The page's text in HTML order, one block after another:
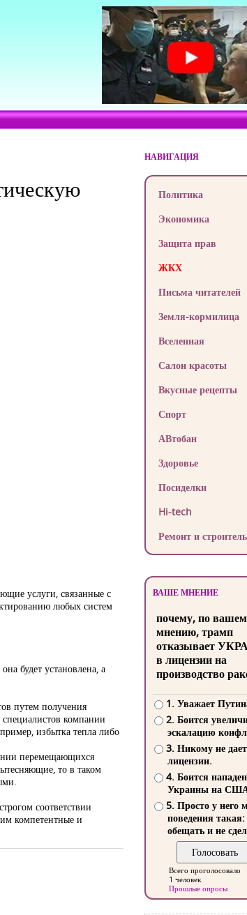
услуги, связанные с
любых систем
будет установлена, а
путем получения
компании
избытка тепла либо
перемещающихся
то в таком
соответствии
компетентные и
НАВИГАЦИЯ
Политика
Экономика
Защита прав
ЖКХ
Письма читателей
Земля-кормилица
Вселенная
Салон красоты
Вкусные рецепты
Спорт
АВтобан
Здоровье
Посиделки
Hi-tech
Ремонт и
ВАШЕ МНЕНИЕ
почему, по
мнению, трамп
отказывает
в лицензии на
производство
1. Уважает
2. Боится
эскалацию
3. Никому не
лицензии.
4. Боится
Украины на
5. Просто у него
поведения такая:
обещать и не
Всего проголосовало
1 человек
Прошлые опросы